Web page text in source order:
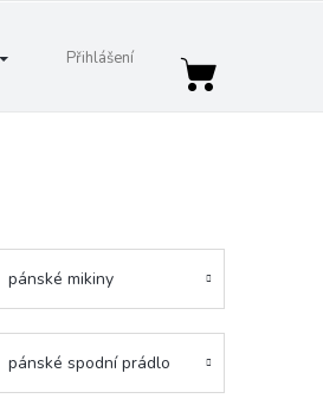
Přihlášení
Nákupní
pánské mikiny
pánské spodní prádlo